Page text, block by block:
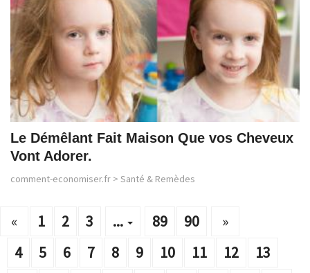
Le Démêlant Fait Maison Que vos Cheveux
Vont Adorer.
comment-economiser.fr > Santé & Remèdes
« 1 2 3
...
4
5 6 7 8 9 10 11 12
13
89 90 »